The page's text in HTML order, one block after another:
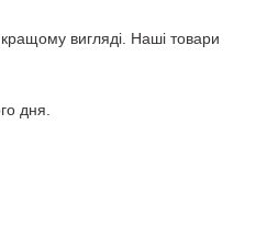
кращому вигляді. Наші товари
дня.